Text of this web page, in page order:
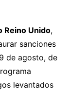
Reino Unido,
sanciones
de agosto, de
levantados